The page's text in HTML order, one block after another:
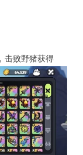
击败野猪获得